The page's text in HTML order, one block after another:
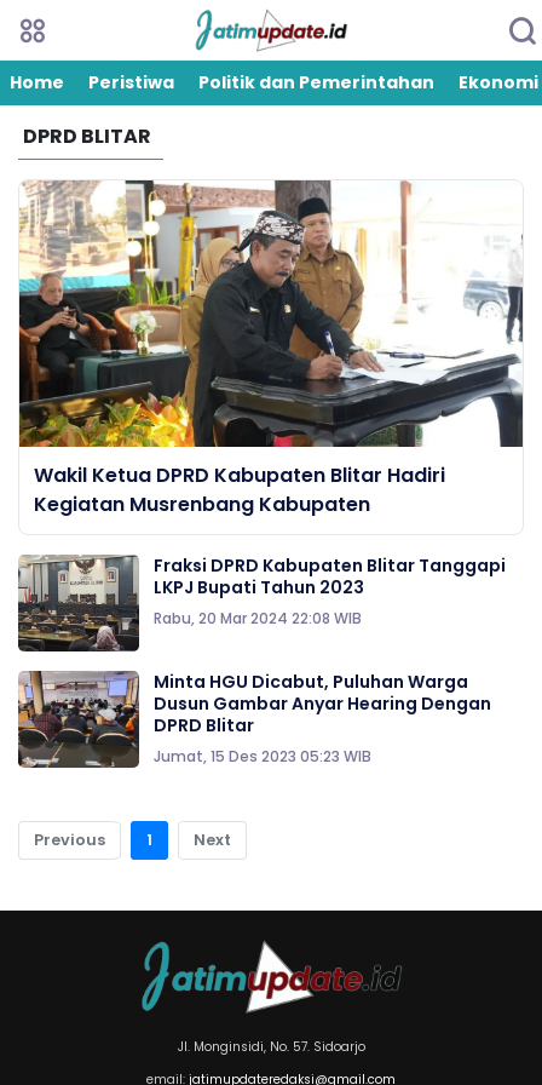
Home Peristiwa Politik dan Pemerintahan Ekonomi
DPRD BLITAR
Wakil Ketua DPRD Kabupaten Blitar Hadiri
Kegiatan Musrenbang Kabupaten
Fraksi DPRD Kabupaten Blitar Tanggapi
LKPJ Bupati Tahun 2023
Rabu, 20 Mar 2024 22:08 WIB
Minta HGU Dicabut, Puluhan Warga
Dusun Gambar Anyar Hearing Dengan
DPRD Blitar
Jumat, 15 Des 2023 05:23 WIB
Previous 1 Next
Jl. Monginsidi, No. 57. Sidoarjo
email: jatimupdateredaksi@gmail.com